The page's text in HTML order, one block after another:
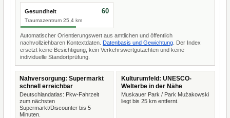
Gesundheit
Traumazentrum 25,4 km
60
Automatischer Orientierungswert aus amtlichen und öffentlich
nachvollziehbaren Kontextdaten. Datenbasis und Gewichtung . Der Index
ersetzt keine Besichtigung, kein Verkehrswertgutachten und keine
individuelle Standortprüfung.
Nahversorgung: Supermarkt
schnell erreichbar
Deutschlandatlas: Pkw-Fahrzeit
zum nächsten
Supermarkt/Discounter bis 5
Minuten.
Kulturumfeld: UNESCO-
Welterbe in der Nähe
Muskauer Park / Park Mużakowski
liegt bis 25 km entfernt.